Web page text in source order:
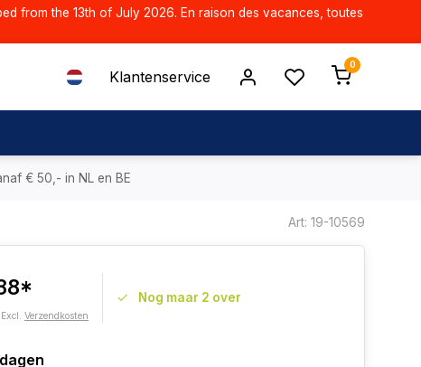
from the 13th of July 2026. En raison des vacances, toutes
Klantenservice
0
€ 50,- in NL en BE
Art: 19-10569
Verzendkosten
Nog maar 2 over